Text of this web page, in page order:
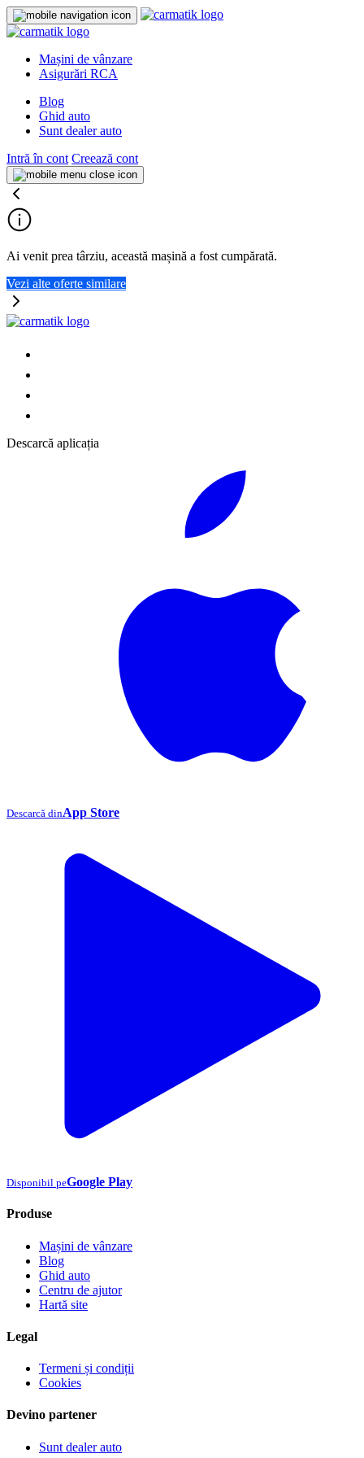
Mașini de vânzare
Asigurări RCA
Blog
Ghid auto
Sunt dealer auto
Intră în cont Creează cont
Ai venit prea târziu, această mașină a fost cumpărată.
Vezi alte oferte similare
Descarcă aplicația
Descarcă dinApp Store
Disponibil peGoogle Play
Produse
Mașini de vânzare
Blog
Ghid auto
Centru de ajutor
Hartă site
Legal
Termeni și condiții
Cookies
Devino partener
Sunt dealer auto